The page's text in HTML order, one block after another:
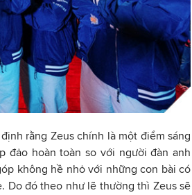
rằng Zeus chính là một điểm sáng
đảo hoàn toàn so với người đàn anh
không hề nhỏ với những con bài có
Do đó theo như lẽ thường thì Zeus sẽ